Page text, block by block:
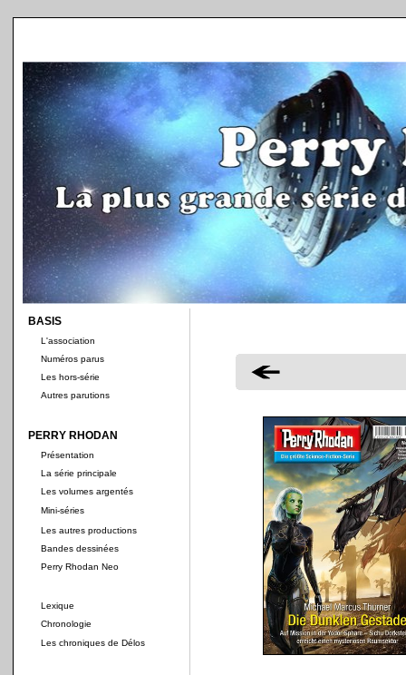
BASIS
L'association
Numéros parus
Les hors-série
Autres parutions
PERRY RHODAN
Présentation
La série principale
Les volumes argentés
Mini-séries
Les autres productions
Bandes dessinées
Perry Rhodan Neo
Lexique
Chronologie
Les chroniques de Délos